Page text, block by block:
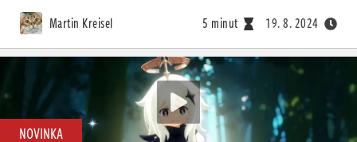
Martin Kreisel 5 minut 19. 8. 2024
NOVINKA